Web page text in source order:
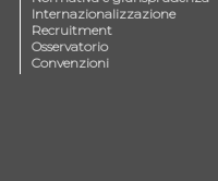
Internazionalizzazione
Recruitment
Osservatorio
Convenzioni